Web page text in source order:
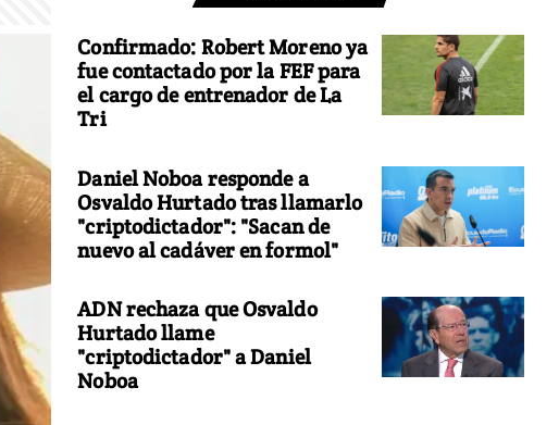
Confirmado: Robert Moreno ya
fue contactado por la FEF para
el cargo de entrenador de La
Tri
Daniel Noboa responde a
Osvaldo Hurtado tras llamarlo
"criptodictador": "Sacan de
nuevo al cadáver en formol"
ADN rechaza que Osvaldo
Hurtado llame
"criptodictador" a Daniel
Noboa